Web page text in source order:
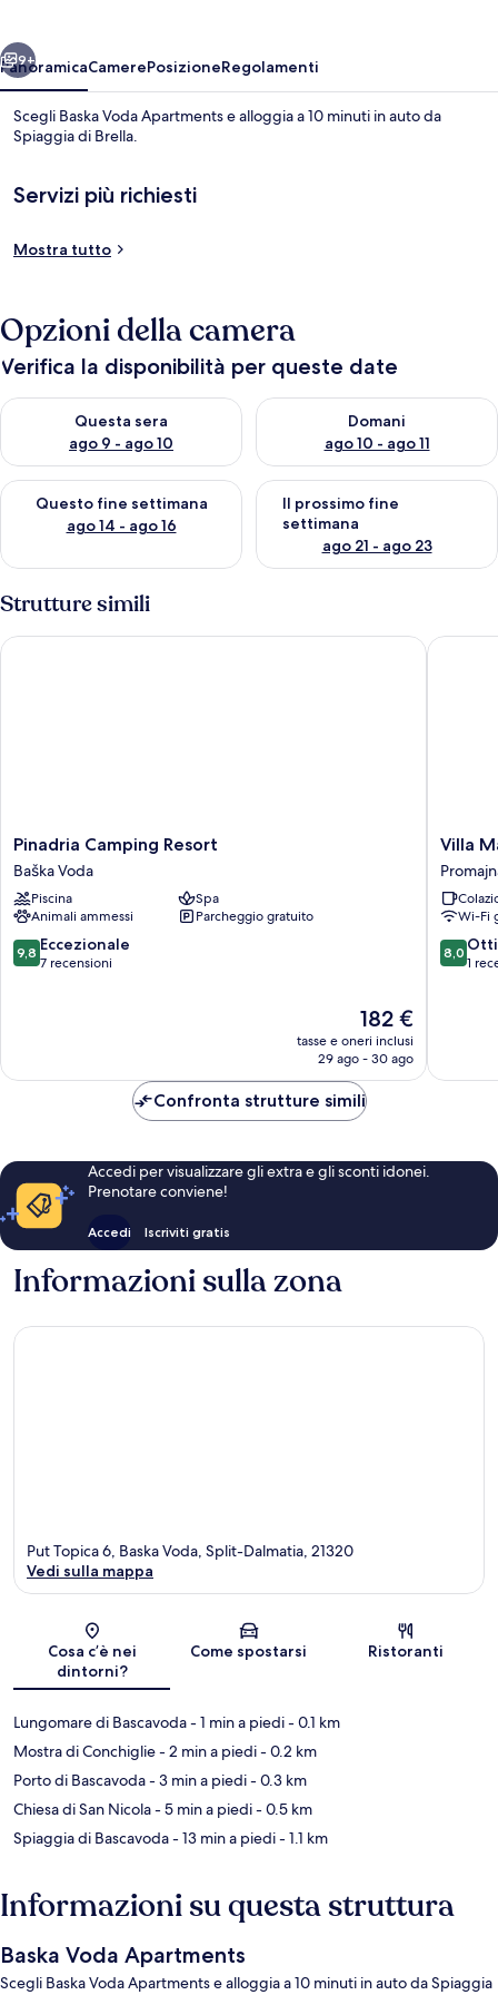
Avanti
9+
PanoramicaCamerePosizioneRegolamenti
Scegli Baska Voda Apartments e alloggia a 10 minuti in auto da
Spiaggia di Brella.
Servizi più richiesti
Mostra tutto
Opzioni della camera
Verifica la disponibilità per queste date
Questa sera
ago 9 - ago 10
Verifica la disponibilità per questa sera, ago 9 - ago 10
Domani
ago 10 - ago 11
Verifica la disponibilità per
Questo fine settimana
ago 14 - ago 16
Verifica la disponibilità per questo fine settimana, ago 14 -
Il prossimo fine
settimana
ago 21 - ago 23
Verifica la disponibilità per il
Strutture simili
Pinadria
Camping
Resort
Baška
Voda
Pinadria Camping Resort
Baška Voda
Piscina
Spa
Animali ammessi
Parcheggio gratuito
9.8
su
9,8 Eccezionale
7 recensioni
Il
prezzo
attuale
182 €
182 €
tasse e oneri inclusi
29 ago - 30 ago
Pinadria Camping Resort
Villa
Marello
Villa
Wi-Fi
8.0
su
8,0
1
Villa
Confronta strutture simili
Accedi per visualizzare gli extra e gli sconti idonei.
Prenotare conviene!
Accedi Iscriviti gratis
Informazioni sulla zona
Mappa
Put Topica 6, Baska Voda, Split-Dalmatia, 21320
Vedi sulla mappa
Cosa c’è nei
dintorni?
Come spostarsi Ristoranti
Lungomare di Bascavoda- 1 min a piedi- 0.1 km
Mostra di Conchiglie- 2 min a piedi- 0.2 km
Porto di Bascavoda- 3 min a piedi- 0.3 km
Chiesa di San Nicola- 5 min a piedi- 0.5 km
Spiaggia di Bascavoda- 13 min a piedi- 1.1 km
Informazioni su questa struttura
Baska Voda Apartments
Scegli Baska Voda Apartments e alloggia a 10 minuti in auto da Spiaggia